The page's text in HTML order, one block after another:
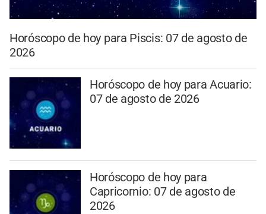
Horóscopo de hoy para Piscis: 07 de agosto de
2026
Horóscopo de hoy para Acuario:
07 de agosto de 2026
Horóscopo de hoy para
Capricornio: 07 de agosto de
2026